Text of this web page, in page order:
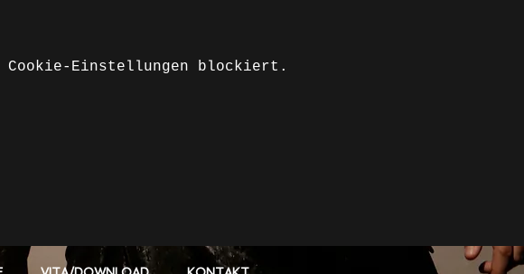
Cookie-Einstellungen blockiert.